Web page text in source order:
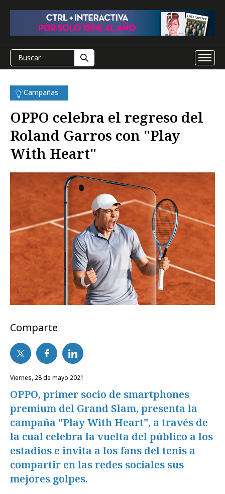
Campañas
OPPO celebra el regreso del
Roland Garros con "Play
With Heart"
Comparte
viernes, 28 de mayo 2021
OPPO, primer socio de smartphones
premium del Grand Slam, presenta la
campaña "Play With Heart", a través de
la cual celebra la vuelta del público a los
estadios e invita a los fans del tenis a
compartir en las redes sociales sus
mejores golpes.